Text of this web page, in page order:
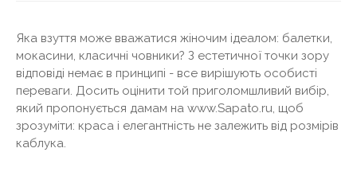
Яка взуття може вважатися жіночим ідеалом: балетки,
мокасини, класичні човники? З естетичної точки зору
відповіді немає в принципі - все вирішують особисті
переваги. Досить оцінити той приголомшливий вибір,
який пропонується дамам на www.Sapato.ru, щоб
зрозуміти: краса і елегантність не залежить від розмірів
каблука.